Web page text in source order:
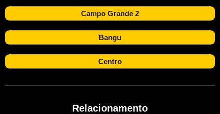
Campo Grande 2
Bangu
Centro
Relacionamento